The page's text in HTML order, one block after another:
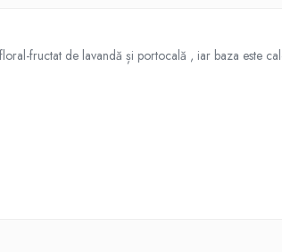
fructat de lavandă și portocală , iar baza este